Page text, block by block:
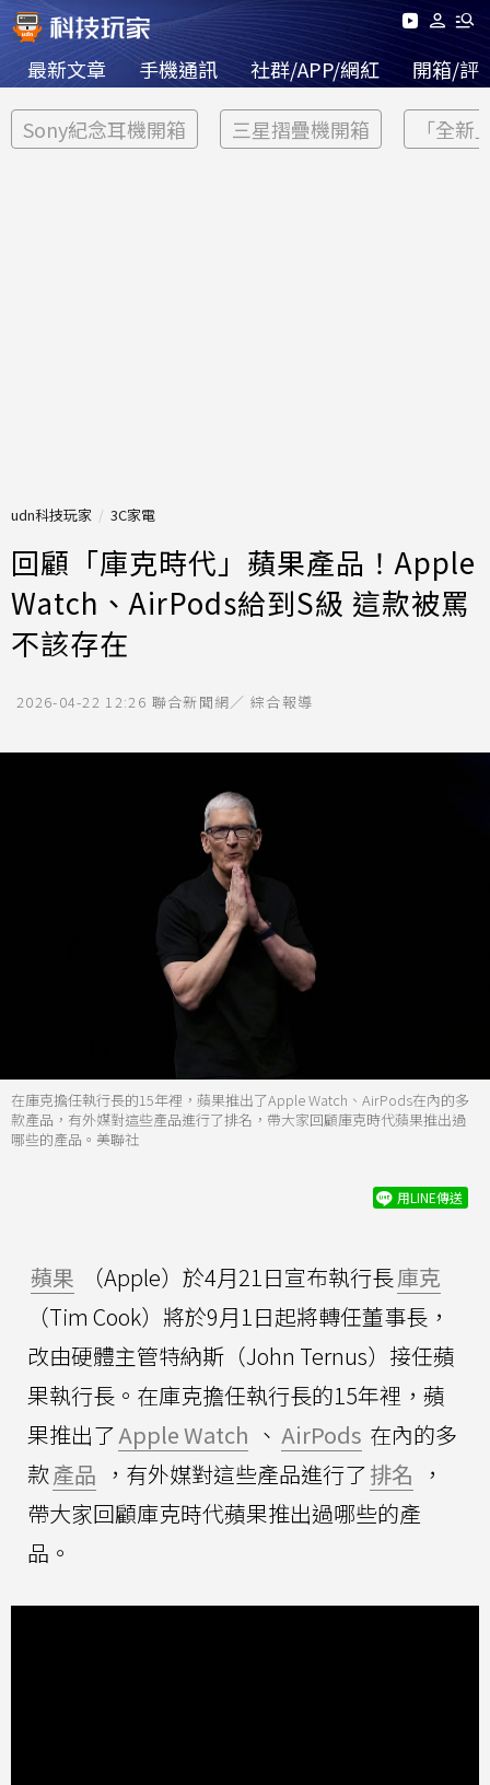
最新文章 手機通訊 社群/APP/網紅 開箱/評
Sony紀念耳機開箱 三星摺疊機開箱 「全新
udn科技玩家 3C家電
回顧「庫克時代」蘋果產品！Apple
Watch、AirPods給到S級 這款被罵
不該存在
2026-04-22 12:26 聯合新聞網／ 綜合報導
在庫克擔任執行長的15年裡，蘋果推出了Apple Watch、AirPods在內的多
款產品，有外媒對這些產品進行了排名，帶大家回顧庫克時代蘋果推出過
哪些的產品。美聯社
用LINE傳送
蘋果 （Apple）於4月21日宣布執行長庫克
（Tim Cook）將於9月1日起將轉任董事長，
改由硬體主管特納斯（John Ternus）接任蘋
果執行長。在庫克擔任執行長的15年裡，蘋
果推出了Apple Watch 、 AirPods 在內的多
款產品 ，有外媒對這些產品進行了排名 ，
帶大家回顧庫克時代蘋果推出過哪些的產
品。